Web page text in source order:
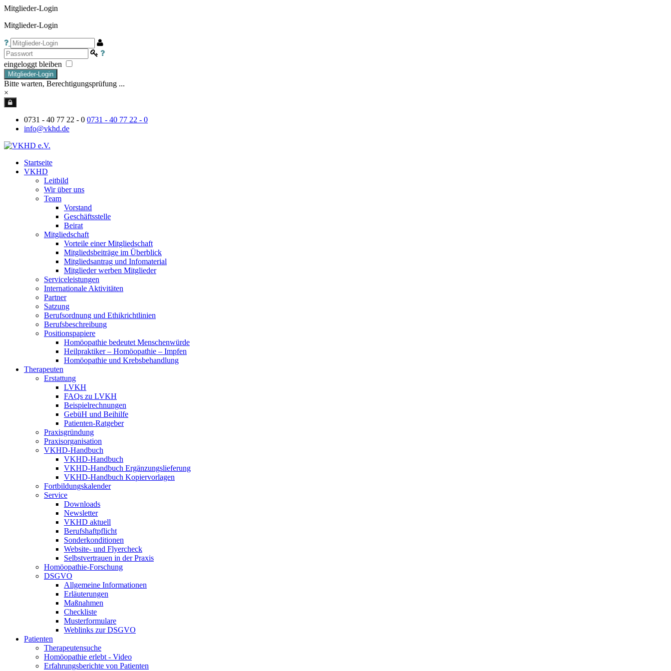
Mitglieder-Login
Mitglieder-Login
eingeloggt bleiben
Mitglieder-Login
Bitte warten, Berechtigungsprüfung ...
×
0731 - 40 77 22 - 0 0731 - 40 77 22 - 0
info@vkhd.de
Startseite
VKHD
Leitbild
Wir über uns
Team
Vorstand
Geschäftsstelle
Beirat
Mitgliedschaft
Vorteile einer Mitgliedschaft
Mitgliedsbeiträge im Überblick
Mitgliedsantrag und Infomaterial
Mitglieder werben Mitglieder
Serviceleistungen
Internationale Aktivitäten
Partner
Satzung
Berufsordnung und Ethikrichtlinien
Berufsbeschreibung
Positionspapiere
Homöopathie bedeutet Menschenwürde
Heilpraktiker – Homöopathie – Impfen
Homöopathie und Krebsbehandlung
Therapeuten
Erstattung
LVKH
FAQs zu LVKH
Beispielrechnungen
GebüH und Beihilfe
Patienten-Ratgeber
Praxisgründung
Praxisorganisation
VKHD-Handbuch
VKHD-Handbuch
VKHD-Handbuch Ergänzungslieferung
VKHD-Handbuch Kopiervorlagen
Fortbildungskalender
Service
Downloads
Newsletter
VKHD aktuell
Berufshaftpflicht
Sonderkonditionen
Website- und Flyercheck
Selbstvertrauen in der Praxis
Homöopathie-Forschung
DSGVO
Allgemeine Informationen
Erläuterungen
Maßnahmen
Checkliste
Musterformulare
Weblinks zur DSGVO
Patienten
Therapeutensuche
Homöopathie erlebt - Video
Erfahrungsberichte von Patienten